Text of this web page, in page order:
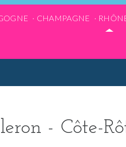
CHAMPAGNE
- Côte-